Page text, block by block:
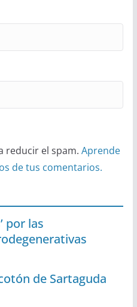
reducir el spam. Aprende
de tus comentarios.
por las
de Sartaguda